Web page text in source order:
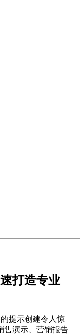
打造专业
提示创建令人惊
售演示、营销报告